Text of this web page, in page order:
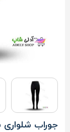
جوراب شلواری